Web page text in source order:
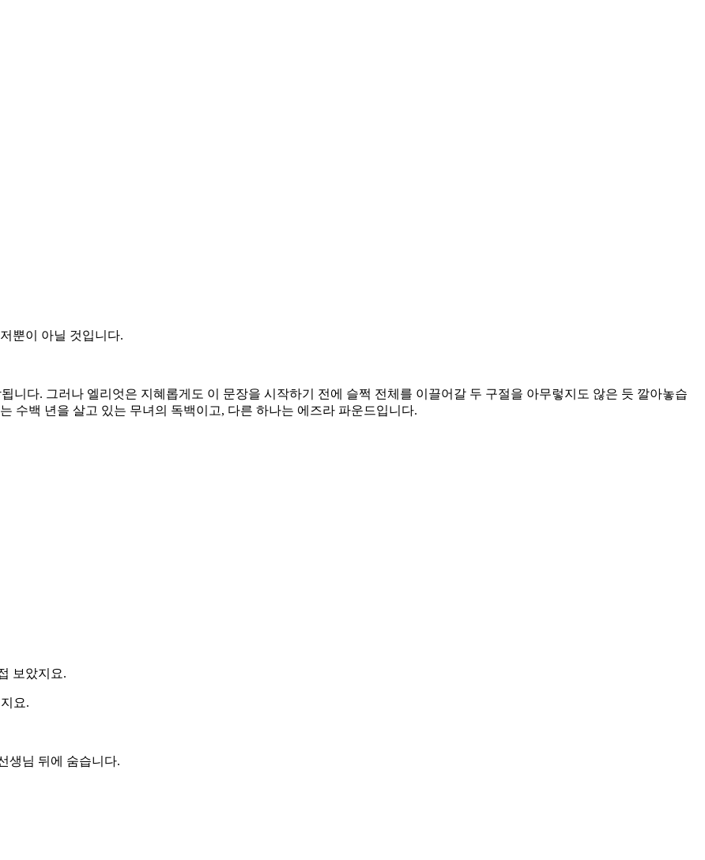
뿐이 아닐 것입니다.
됩니다. 그러나 엘리엇은 지혜롭게도 이 문장을 시작하기 전에 슬쩍 전체를 이끌어갈 두 구절을 아무렇지도 않은 듯 깔아놓습
수백 년을 살고 있는 무녀의 독백이고, 다른 하나는 에즈라 파운드입니다.
보았지요.
요.
생님 뒤에 숨습니다.